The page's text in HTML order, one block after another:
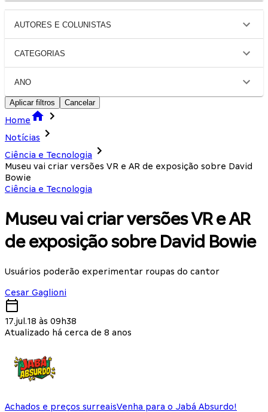
AUTORES E COLUNISTAS
CATEGORIAS
ANO
Aplicar filtros Cancelar
Home
Notícias
Ciência e Tecnologia
Museu vai criar versões VR e AR de exposição sobre David
Bowie
Ciência e Tecnologia
Museu vai criar versões VR e AR
de exposição sobre David Bowie
Usuários poderão experimentar roupas do cantor
Cesar Gaglioni
17.jul.18 às 09h38
Atualizado há cerca de 8 anos
Achados e preços surreaisVenha para o Jabá Absurdo!